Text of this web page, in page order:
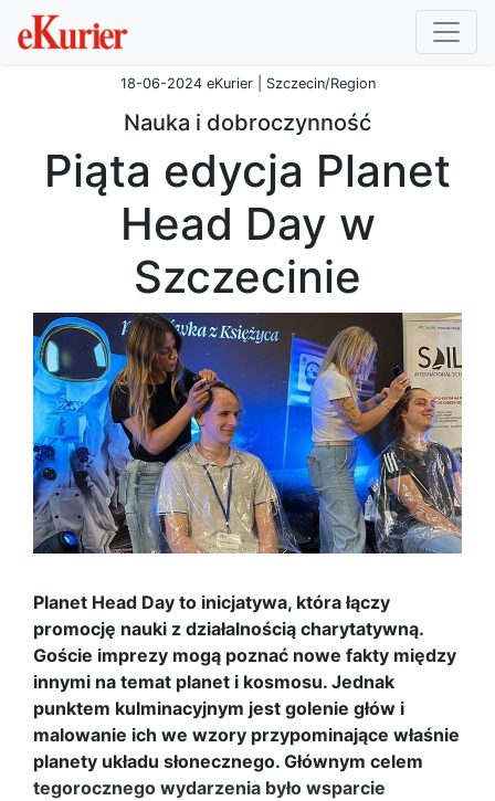
18-06-2024 eKurier | Szczecin/Region
Nauka i dobroczynność
Piąta edycja Planet
Head Day w
Szczecinie
Planet Head Day to inicjatywa, która łączy
promocję nauki z działalnością charytatywną.
Goście imprezy mogą poznać nowe fakty między
innymi na temat planet i kosmosu. Jednak
punktem kulminacyjnym jest golenie głów i
malowanie ich we wzory przypominające właśnie
planety układu słonecznego. Głównym celem
tegorocznego wydarzenia było wsparcie